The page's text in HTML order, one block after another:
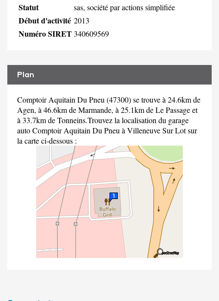
Statut sas, société par actions simplifiée
Début d'activité 2013
Numéro SIRET340609569
Plan
Comptoir Aquitain Du Pneu (47300) se trouve à 24.6km de
Agen, à 46.6km de Marmande, à 25.1km de Le Passage et
à 33.7km de Tonneins.Trouvez la localisation du garage
auto Comptoir Aquitain Du Pneu à Villeneuve Sur Lot sur
la carte ci-dessous :